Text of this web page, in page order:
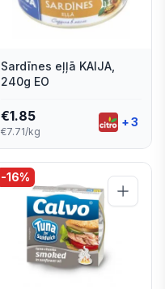
Sardīnes eļļā KAIJA,
240g EO
€1.85
€7.71/kg
+3
-16%